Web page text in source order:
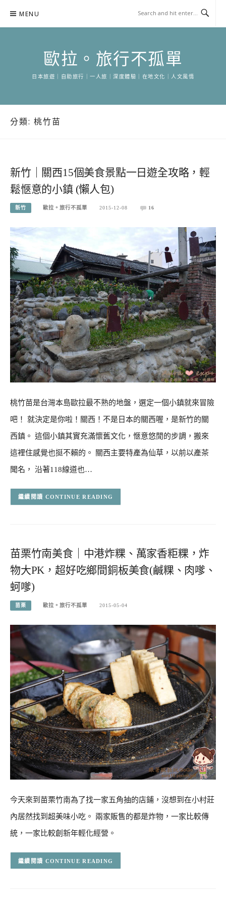
content
MENU
歐拉。旅行不孤單
日本旅遊｜自助旅行｜一人旅｜深度體驗｜在地文化｜人文風情
分類: 桃竹苗
新竹｜關西15個美食景點一日遊全攻略，輕
鬆愜意的小鎮 (懶人包)
新竹 歐拉。旅行不孤單 2015-12-08 16
桃竹苗是台灣本島歐拉最不熟的地盤，選定一個小鎮就來冒險
吧！ 就決定是你啦！關西！不是日本的關西喔，是新竹的關
西鎮。 這個小鎮其實充滿懷舊文化，愜意悠閒的步調，搬來
這裡住感覺也挺不賴的。 關西主要特產為仙草，以前以產茶
聞名， 沿著118線道也…
CONTINUE READING
苗栗竹南美食｜中港炸粿、萬家香粔粿，炸
物大PK，超好吃鄉間銅板美食(鹹粿、肉嗲、
蚵嗲)
苗栗 歐拉。旅行不孤單 2015-05-04
今天來到苗栗竹南為了找一家五角抽的店鋪，沒想到在小村莊
內居然找到超美味小吃。 兩家販售的都是炸物，一家比較傳
統，一家比較創新年輕化經營。
CONTINUE READING